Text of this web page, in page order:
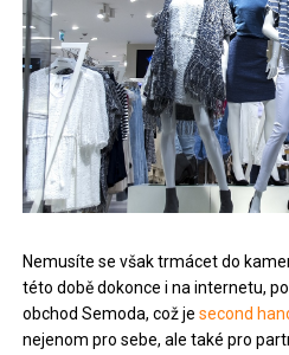
Nemusíte se však trmácet do
této době dokonce i na internetu,
obchod Semoda, což jesecond
nejenom pro sebe, ale také pro